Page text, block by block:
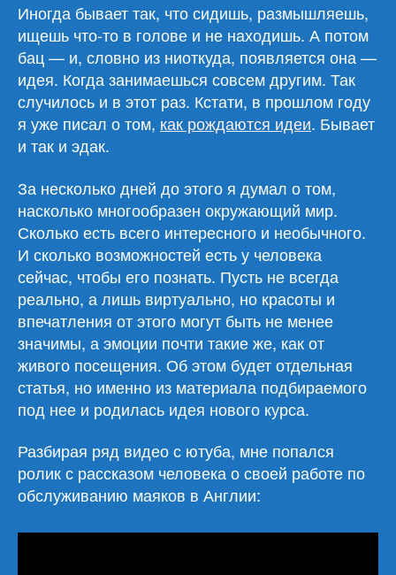
Иногда бывает так, что сидишь, размышляешь,
ищешь что-то в голове и не находишь. А потом
бац — и, словно из ниоткуда, появляется она —
идея. Когда занимаешься совсем другим. Так
случилось и в этот раз. Кстати, в прошлом году
я уже писал о том, как рождаются идеи. Бывает
и так и эдак.
За несколько дней до этого я думал о том,
насколько многообразен окружающий мир.
Сколько есть всего интересного и необычного.
И сколько возможностей есть у человека
сейчас, чтобы его познать. Пусть не всегда
реально, а лишь виртуально, но красоты и
впечатления от этого могут быть не менее
значимы, а эмоции почти такие же, как от
живого посещения. Об этом будет отдельная
статья, но именно из материала подбираемого
под нее и родилась идея нового курса.
Разбирая ряд видео с ютуба, мне попался
ролик с рассказом человека о своей работе по
обслуживанию маяков в Англии: